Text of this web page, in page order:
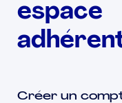
L’AUTOMOTIVE
ADHÉRENTS
espace
Créer un